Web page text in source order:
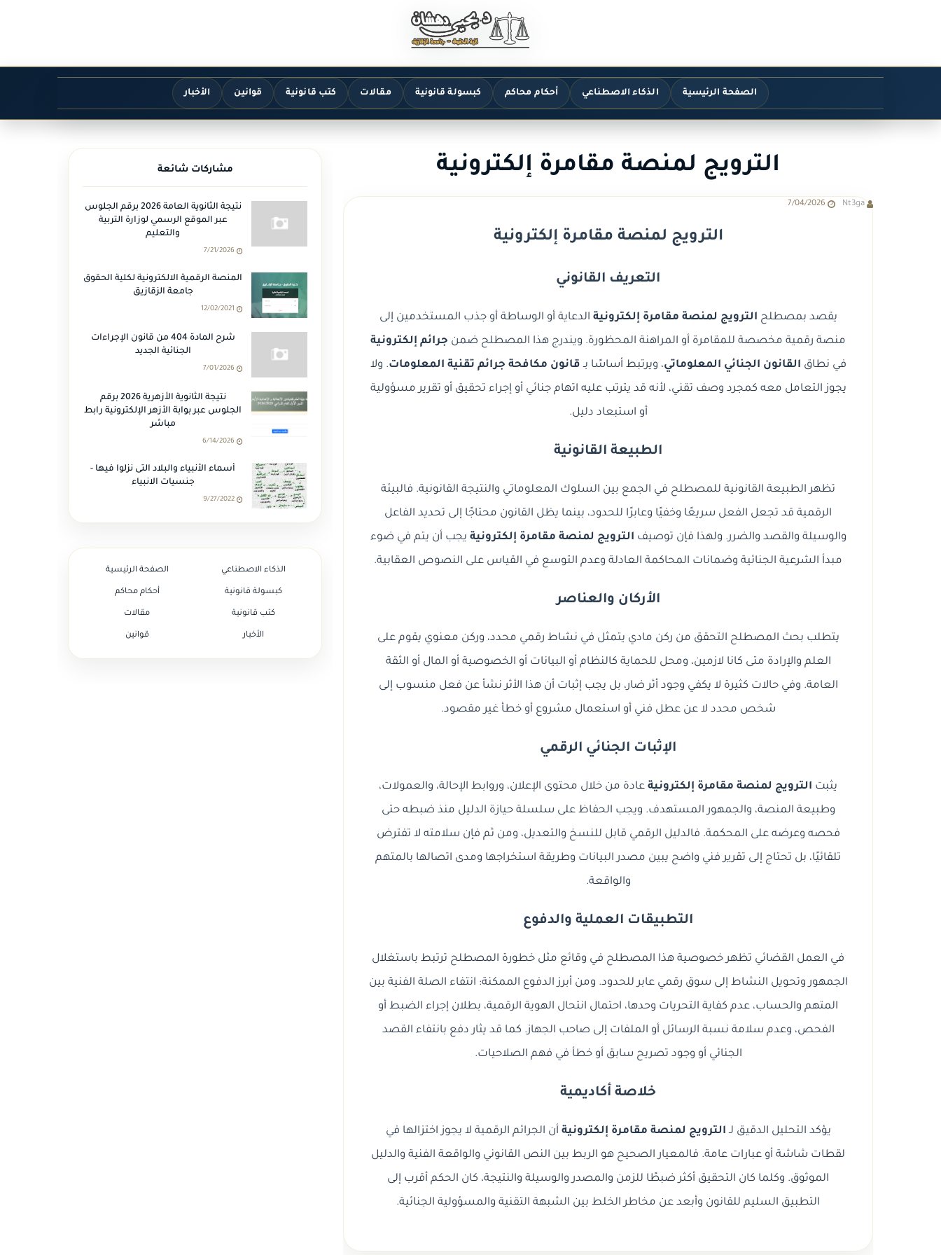
الصفحة الرئيسية الذكاء الاصطناعي أحكام محاكم كبسولة قانونية مقالات كتب قانونية قوانين الأخبار
الترويج لمنصة مقامرة إلكترونية
Nt3ga
7/04/2026
الترويج لمنصة مقامرة إلكترونية
التعريف القانوني
يقصد بمصطلح الترويج لمنصة مقامرة إلكترونية الدعاية أو الوساطة أو جذب المستخدمين إلى
منصة رقمية مخصصة للمقامرة أو المراهنة المحظورة. ويندرج هذا المصطلح ضمن جرائم إلكترونية
في نطاق القانون الجنائي المعلوماتي، ويرتبط أساسًا بـ قانون مكافحة جرائم تقنية المعلومات. ولا
يجوز التعامل معه كمجرد وصف تقني، لأنه قد يترتب عليه اتهام جنائي أو إجراء تحقيق أو تقرير مسؤولية
أو استبعاد دليل.
الطبيعة القانونية
تظهر الطبيعة القانونية للمصطلح في الجمع بين السلوك المعلوماتي والنتيجة القانونية. فالبيئة
الرقمية قد تجعل الفعل سريعًا وخفيًا وعابرًا للحدود، بينما يظل القانون محتاجًا إلى تحديد الفاعل
والوسيلة والقصد والضرر. ولهذا فإن توصيف الترويج لمنصة مقامرة إلكترونية يجب أن يتم في ضوء
مبدأ الشرعية الجنائية وضمانات المحاكمة العادلة وعدم التوسع في القياس على النصوص العقابية.
الأركان والعناصر
يتطلب بحث المصطلح التحقق من ركن مادي يتمثل في نشاط رقمي محدد، وركن معنوي يقوم على
العلم والإرادة متى كانا لازمين، ومحل للحماية كالنظام أو البيانات أو الخصوصية أو المال أو الثقة
العامة. وفي حالات كثيرة لا يكفي وجود أثر ضار، بل يجب إثبات أن هذا الأثر نشأ عن فعل منسوب إلى
شخص محدد لا عن عطل فني أو استعمال مشروع أو خطأ غير مقصود.
الإثبات الجنائي الرقمي
يثبت الترويج لمنصة مقامرة إلكترونيةعادة من خلال محتوى الإعلان، وروابط الإحالة، والعمولات،
وطبيعة المنصة، والجمهور المستهدف. ويجب الحفاظ على سلسلة حيازة الدليل منذ ضبطه حتى
فحصه وعرضه على المحكمة. فالدليل الرقمي قابل للنسخ والتعديل، ومن ثم فإن سلامته لا تفترض
تلقائيًا، بل تحتاج إلى تقرير فني واضح يبين مصدر البيانات وطريقة استخراجها ومدى اتصالها بالمتهم
والواقعة.
التطبيقات العملية والدفوع
في العمل القضائي تظهر خصوصية هذا المصطلح في وقائع مثل خطورة المصطلح ترتبط باستغلال
الجمهور وتحويل النشاط إلى سوق رقمي عابر للحدود. ومن أبرز الدفوع الممكنة: انتفاء الصلة الفنية بين
المتهم والحساب، عدم كفاية التحريات وحدها، احتمال انتحال الهوية الرقمية، بطلان إجراء الضبط أو
الفحص، وعدم سلامة نسبة الرسائل أو الملفات إلى صاحب الجهاز. كما قد يثار دفع بانتفاء القصد
الجنائي أو وجود تصريح سابق أو خطأ في فهم الصلاحيات.
خلاصة أكاديمية
يؤكد التحليل الدقيق لـ الترويج لمنصة مقامرة إلكترونية أن الجرائم الرقمية لا يجوز اختزالها في
لقطات شاشة أو عبارات عامة. فالمعيار الصحيح هو الربط بين النص القانوني والواقعة الفنية والدليل
الموثوق. وكلما كان التحقيق أكثر ضبطًا للزمن والمصدر والوسيلة والنتيجة، كان الحكم أقرب إلى
التطبيق السليم للقانون وأبعد عن مخاطر الخلط بين الشبهة التقنية والمسؤولية الجنائية.
مشاركات شائعة
نتيجة الثانوية العامة 2026 برقم الجلوس
عبر الموقع الرسمي لوزارة التربية
والتعليم
7/21/2026
المنصة الرقمية الالكترونية لكلية الحقوق
جامعة الزقازيق
12/02/2021
شرح المادة 404 من قانون الإجراءات
الجنائية الجديد
7/01/2026
نتيجة الثانوية الأزهرية 2026 برقم
الجلوس عبر بوابة الأزهر الإلكترونية رابط
مباشر
6/14/2026
أسماء الأنبياء والبلاد التى نزلوا فيها -
جنسيات الانبياء
9/27/2022
الصفحة الرئيسية الذكاء الاصطناعي
أحكام محاكم كبسولة قانونية
مقالات كتب قانونية
قوانين الأخبار